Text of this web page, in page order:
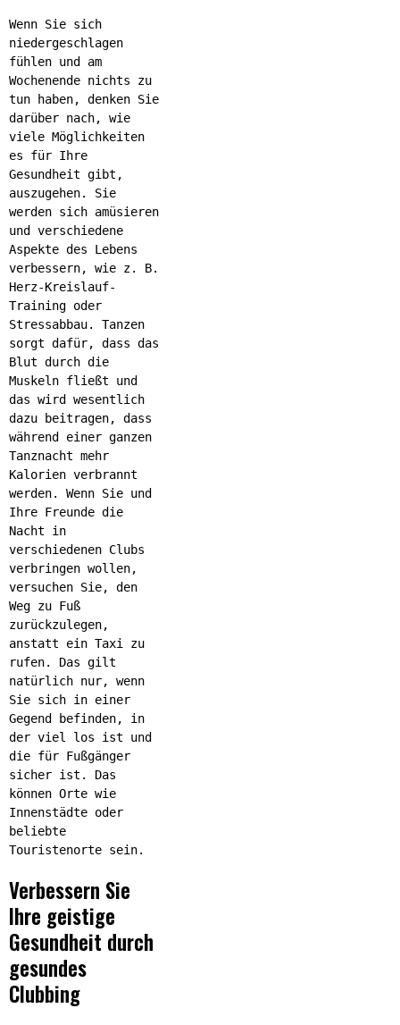
Wenn Sie sich
niedergeschlagen
fühlen und am
Wochenende nichts zu
tun haben, denken Sie
darüber nach, wie
viele Möglichkeiten
es für Ihre
Gesundheit gibt,
auszugehen. Sie
werden sich amüsieren
und verschiedene
Aspekte des Lebens
verbessern, wie z. B.
Herz-Kreislauf-
Training oder
Stressabbau. Tanzen
sorgt dafür, dass das
Blut durch die
Muskeln fließt und
das wird wesentlich
dazu beitragen, dass
während einer ganzen
Tanznacht mehr
Kalorien verbrannt
werden. Wenn Sie und
Ihre Freunde die
Nacht in
verschiedenen Clubs
verbringen wollen,
versuchen Sie, den
Weg zu Fuß
zurückzulegen,
anstatt ein Taxi zu
rufen. Das gilt
natürlich nur, wenn
Sie sich in einer
Gegend befinden, in
der viel los ist und
die für Fußgänger
sicher ist. Das
können Orte wie
Innenstädte oder
beliebte
Touristenorte sein.
Verbessern Sie
Ihre geistige
Gesundheit durch
gesundes
Clubbing